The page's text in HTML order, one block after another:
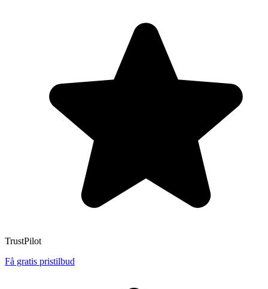
TrustPilot
Få gratis pristilbud